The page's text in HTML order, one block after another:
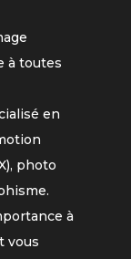
à toutes
en
photo
à
vous